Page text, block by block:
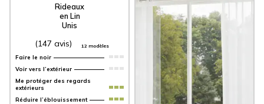
Rideaux
en Lin
Unis
(147 avis) 12 modèles
Faire le noir
Voir vers l’extérieur
Me protéger des regards
extérieurs
Réduire l’éblouissement
Voilages
Lin
(22 avis) 5 modèles
Voir vers l’extérieur
Me protéger de la chaleur
Réduire l’éblouissement